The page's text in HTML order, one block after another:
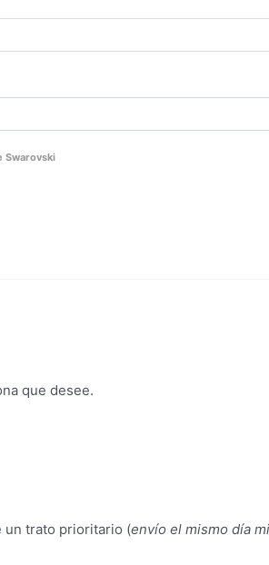
Swarovski
que desee.
un trato prioritario (envío el mismo día